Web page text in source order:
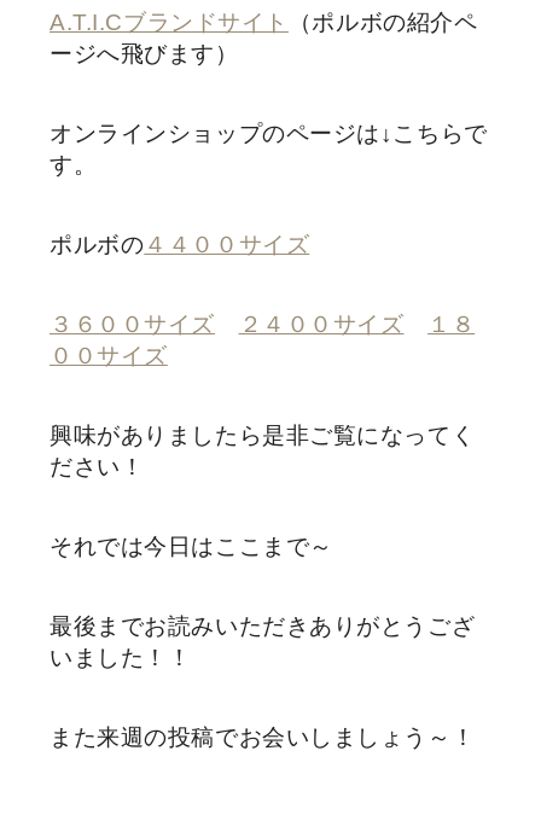
A.T.I.Cブランドサイト
（ポルボの紹介ペ
ージへ飛びます）
オンラインショップのページは↓こちらで
す。
ポルボの４４００サイズ
３６００サイズ ２４００サイズ
１８
００サイズ
興味がありましたら是非ご覧になってく
ださい！
それでは今日はここまで～
最後までお読みいただきありがとうござ
いました！！
また来週の投稿でお会いしましょう～！